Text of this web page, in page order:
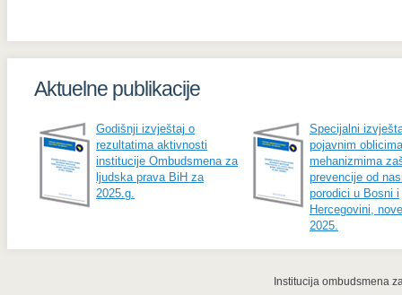
Aktuelne publikacije
Godišnji izvještaj o
rezultatima aktivnosti
institucije Ombudsmena za
ljudska prava BiH za
2025.g.
Specijalni
pojavnim
mehanizmima
prevencije od
porodici u Bosni i
Hercegovini,
2025.
Institucija ombudsmena